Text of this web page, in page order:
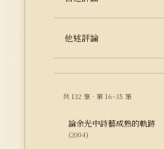
他述評論
共 132 筆 · 第 16–35 筆
論余光中詩藝成熟的軌跡
(2004)